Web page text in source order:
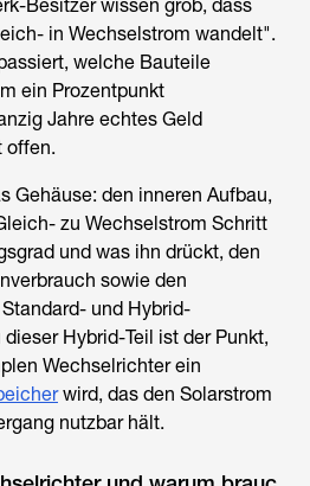
Besitzer wissen grob, dass
in Wechselstrom wandelt".
welche Bauteile
ein Prozentpunkt
Jahre echtes Geld
offen.
Gehäuse: den inneren Aufbau,
zu Wechselstrom Schritt
und was ihn drückt, den
sowie den
und Hybrid-
Hybrid-Teil ist der Punkt,
Wechselrichter ein
wird, das den Solarstrom
nutzbar hält.